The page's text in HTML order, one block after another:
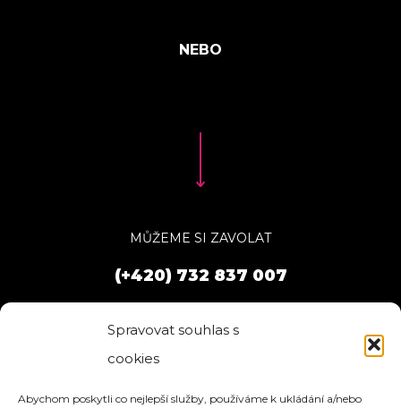
Spravovat souhlas s
cookies
Abychom poskytli co nejlepší služby, používáme k ukládání a/nebo
MŮŽEME SI ZAVOLAT
(+420) 732 837 007